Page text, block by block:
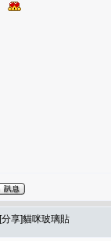
[分享]貓咪玻璃貼